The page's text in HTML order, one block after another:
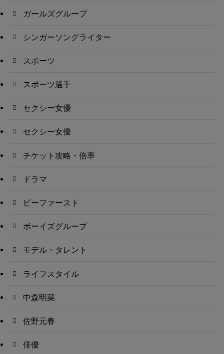
ガールズグループ
シンガーソングライター
スポーツ
スポーツ選手
セクシー女優
セクシー女優
チケット攻略・倍率
ドラマ
ビーファースト
ボーイズグループ
モデル・タレント
ライフスタイル
中森明菜
佐野元春
俳優